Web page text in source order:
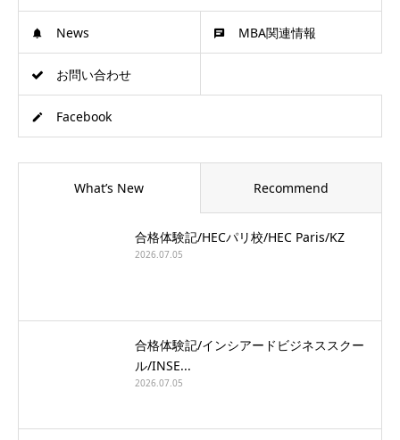
News MBA関連情報
お問い合わせ
Facebook
What’s New Recommend
合格体験記/HECパリ校/HEC Paris/KZ
2026.07.05
合格体験記/インシアードビジネススクー
ル/INSE...
2026.07.05